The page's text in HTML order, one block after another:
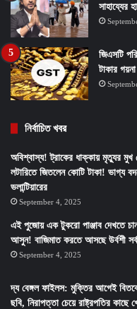
সাহায্যের
জিএসটি
টাকার
নির্বাচিত খবর
অবিশ্বাস্য! ট্রাকের ধাক্কায় মৃত্যুর মুখ
লটারিতে জিতলেন কোটি টাকা! ভাগ্য
ভলান্টিয়ারের
September 4, 2025
এই পুজোয় এক টুকরো পাঞ্জাব দেখতে
আসুন! বাজিমাত করতে আসছে উর্বশী
September 4, 2025
দ্য বেঙ্গল ফাইলস: মুক্তির আগেই
ছবি, নিরাপত্তা চেয়ে রাষ্ট্রপতির কাছে